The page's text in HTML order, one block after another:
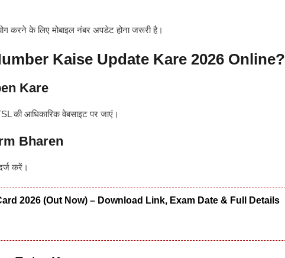
करने के लिए मोबाइल नंबर अपडेट होना जरूरी है।
Kaise Update Kare 2026 Online?
Kare
की आधिकारिक वेबसाइट पर जाएं।
Bharen
करें।
2026 (Out Now) – Download Link, Exam Date & Full Details